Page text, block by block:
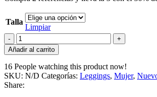
Talla
Limpiar
Añadir al carrito
16 People watching this product now!
SKU: N/D Categorías: Leggings, Mujer,
Share: